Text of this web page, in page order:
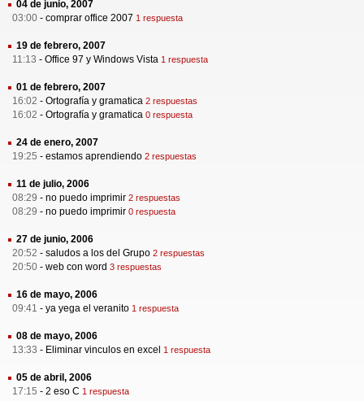
04 de junio, 2007
03:00 - comprar office 2007 1 respuesta
19 de febrero, 2007
11:13 - Office 97 y Windows Vista 1 respuesta
01 de febrero, 2007
16:02 - Ortografía y gramatica 2 respuestas
16:02 - Ortografía y gramatica 0 respuesta
24 de enero, 2007
19:25 - estamos aprendiendo 2 respuestas
11 de julio, 2006
08:29 - no puedo imprimir 2 respuestas
08:29 - no puedo imprimir 0 respuesta
27 de junio, 2006
20:52 - saludos a los del Grupo 2 respuestas
20:50 - web con word 3 respuestas
16 de mayo, 2006
09:41 - ya yega el veranito 1 respuesta
08 de mayo, 2006
13:33 - Eliminar vinculos en excel 1 respuesta
05 de abril, 2006
17:15 - 2 eso C 1 respuesta